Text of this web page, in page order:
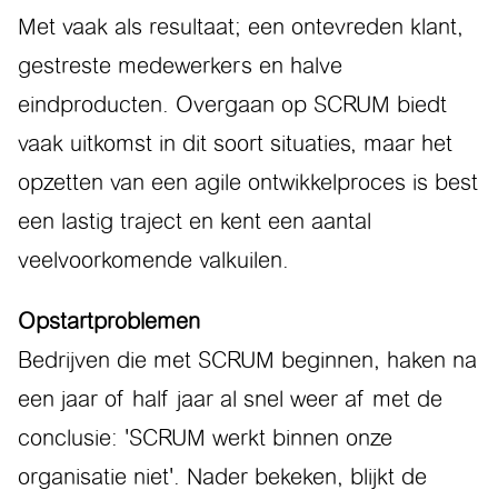
Met vaak als resultaat; een ontevreden klant,
gestreste medewerkers en halve
eindproducten. Overgaan op SCRUM biedt
vaak uitkomst in dit soort situaties, maar het
opzetten van een agile ontwikkelproces is best
een lastig traject en kent een aantal
veelvoorkomende valkuilen.
Opstartproblemen
Bedrijven die met SCRUM beginnen, haken na
een jaar of half jaar al snel weer af met de
conclusie: 'SCRUM werkt binnen onze
organisatie niet'. Nader bekeken, blijkt de